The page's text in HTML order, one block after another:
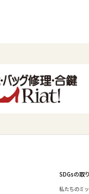
SDGsの取
私たちのミ